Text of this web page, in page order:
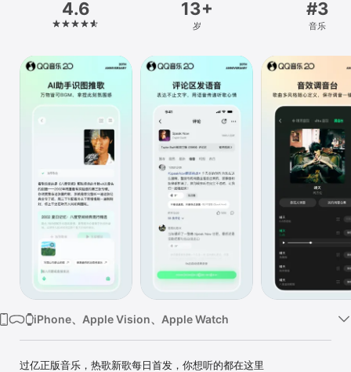
Mac
Vision
Watch
4.6 13+
岁
#3
音乐
iPhone、Apple Vision、Apple Watch
过亿正版音乐，热歌新歌每日首发，你想听的都在这里